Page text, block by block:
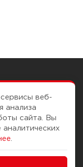
и оплата
веб-
анализа
сайта. Вы